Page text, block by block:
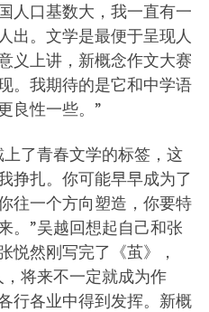
人口基数大，我一直有一
出。文学是最便于呈现人
义上讲，新概念作文大赛
。我期待的是它和中学语
良性一些。”
了青春文学的标签，这
挣扎。你可能早早成为了
往一个方向塑造，你要特
。”吴越回想起自己和张
悦然刚写完了《茧》，
将来不一定就成为作
行各业中得到发挥。新概